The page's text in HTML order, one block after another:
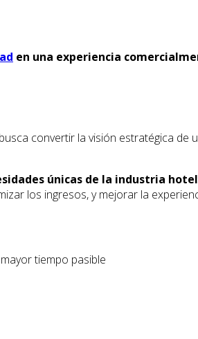
en una experiencia
convertir la visión estratégica de
únicas de la industria
los ingresos, y mejorar la
tiempo pasible